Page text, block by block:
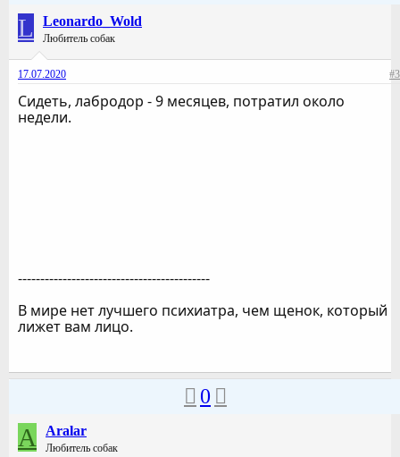
L Leonardo_Wold
Любитель собак
17.07.2020 #3
Сидеть, лабродор - 9 месяцев, потратил около
недели.
-------------------------------------------
В мире нет лучшего психиатра, чем щенок, который
лижет вам лицо.
0
A Aralar
Любитель собак